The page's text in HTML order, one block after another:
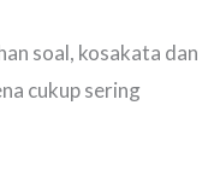
soal, kosakata dan
cukup sering